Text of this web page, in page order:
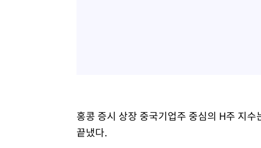
홍콩 증시 상장 중국기업주 중심의 H주 지
끝냈다.